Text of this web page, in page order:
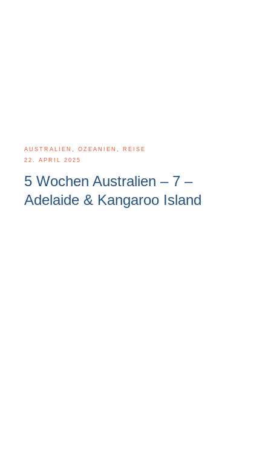
AUSTRALIEN OZEANIEN
REISE
22. APRIL 2025
5 Wochen Australien – 7 –
Adelaide & Kangaroo Island